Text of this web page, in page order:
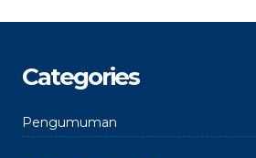
Categories
Pengumuman